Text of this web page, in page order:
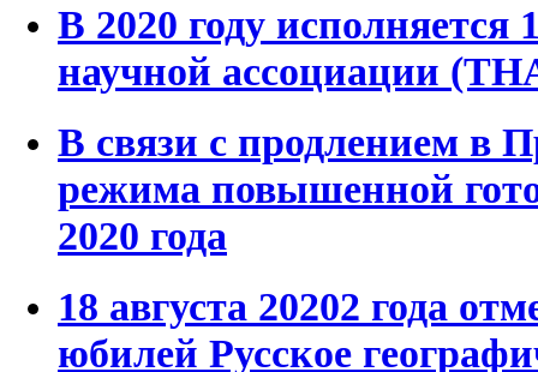
В 2020 году исполняется
научной ассоциации
В связи с продлением в
режима повышенной
2020 года
18 августа 20202 года
юбилей Русское